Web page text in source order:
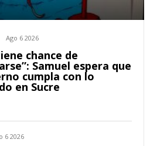
Ago 6 2026
chance de
Samuel espera que
cumpla con lo
en Sucre
6 2026